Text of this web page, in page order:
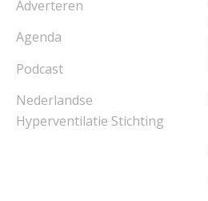
Adverteren
Agenda
Podcast
Nederlandse
Hyperventilatie Stichting